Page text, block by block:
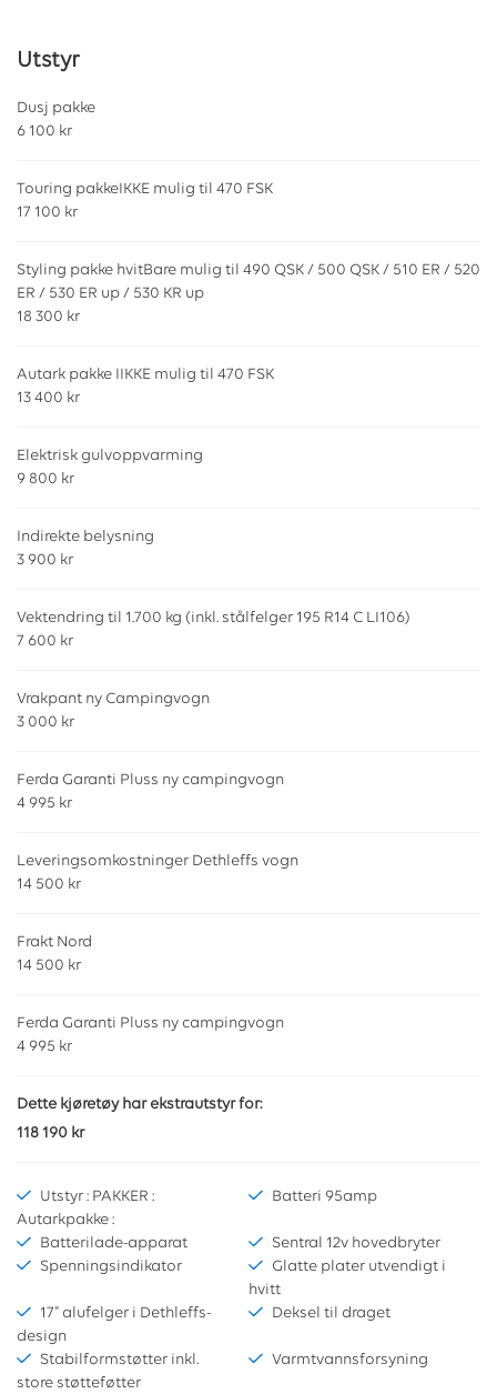
Utstyr
Dusj pakke
6 100 kr
Touring pakkeIKKE mulig til 470 FSK
17 100 kr
Styling pakke hvitBare mulig til 490 QSK / 500 QSK / 510 ER / 520
ER / 530 ER up / 530 KR up
18 300 kr
Autark pakke IIKKE mulig til 470 FSK
13 400 kr
Elektrisk gulvoppvarming
9 800 kr
Indirekte belysning
3 900 kr
Vektendring til 1.700 kg (inkl. stålfelger 195 R14 C LI106)
7 600 kr
Vrakpant ny Campingvogn
3 000 kr
Ferda Garanti Pluss ny campingvogn
4 995 kr
Leveringsomkostninger Dethleffs vogn
14 500 kr
Frakt Nord
14 500 kr
Ferda Garanti Pluss ny campingvogn
4 995 kr
Dette kjøretøy har ekstrautstyr for:
118 190 kr
Utstyr : PAKKER :
Autarkpakke :
Batteri 95amp
Batterilade-apparat
Sentral 12v hovedbryter
Spenningsindikator
Glatte plater utvendigt i
hvitt
17" alufelger i Dethleffs-
design
Deksel til draget
Stabilformstøtter inkl.
store støtteføtter
Varmtvannsforsyning